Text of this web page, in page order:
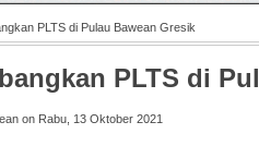
PLTS di Pulau Bawean Gresik
PLTS di
on Rabu, 13 Oktober 2021